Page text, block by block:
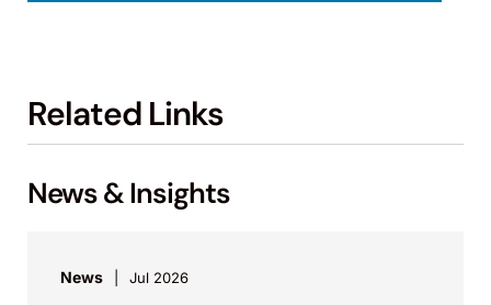
Related Links
News & Insights
News Jul 2026